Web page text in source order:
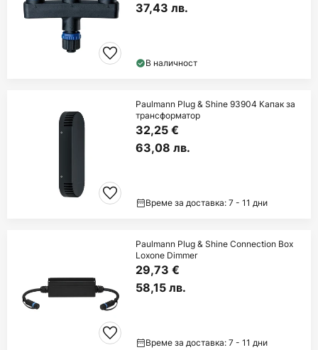
37,43 лв.
В наличност
Paulmann Plug & Shine 93904 Капак за
трансформатор
32,25 €
63,08 лв.
Време за доставка: 7 - 11 дни
Paulmann Plug & Shine Connection Box
Loxone Dimmer
29,73 €
58,15 лв.
Време за доставка: 7 - 11 дни